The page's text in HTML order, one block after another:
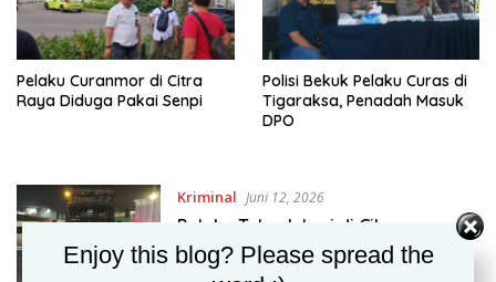
Pelaku Curanmor di Citra
Raya Diduga Pakai Senpi
Polisi Bekuk Pelaku Curas di
Tigaraksa, Penadah Masuk
DPO
Kriminal Juni 12, 2026
Pelaku Tabrak Lari di Cikupa
Ditangkap Polisi
Tabrak Lari,Tangerang
Enjoy this blog? Please spread the